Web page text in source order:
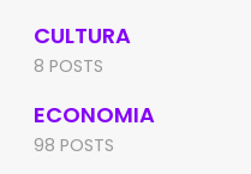
CULTURA
8 POSTS
ECONOMIA
98 POSTS